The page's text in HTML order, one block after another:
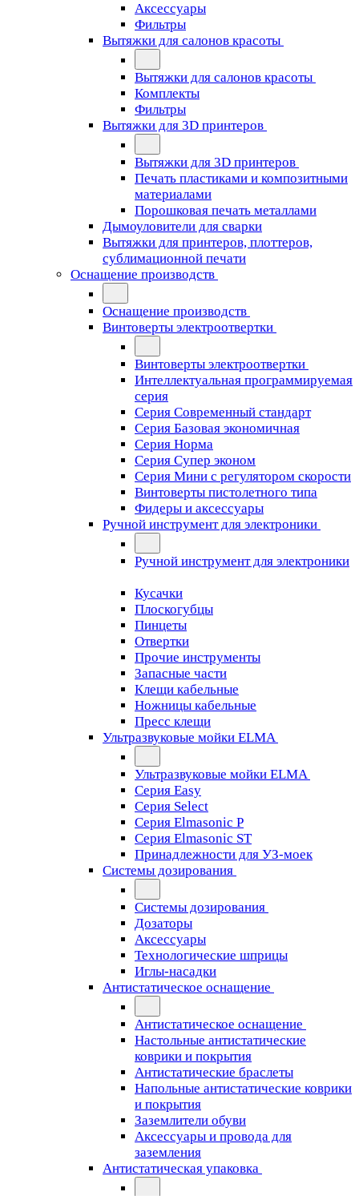
Аксессуары
Фильтры
Вытяжки для салонов красоты
Вытяжки для салонов красоты
Комплекты
Фильтры
Вытяжки для 3D принтеров
Вытяжки для 3D принтеров
Печать пластиками и композитными
материалами
Порошковая печать металлами
Дымоуловители для сварки
Вытяжки для принтеров, плоттеров,
сублимационной печати
Оснащение производств
Оснащение производств
Винтоверты электроотвертки
Винтоверты электроотвертки
Интеллектуальная программируемая
серия
Серия Современный стандарт
Серия Базовая экономичная
Серия Норма
Серия Cупер эконом
Серия Мини с регулятором скорости
Винтоверты пистолетного типа
Фидеры и аксессуары
Ручной инструмент для электроники
Ручной инструмент для электроники
Кусачки
Плоскогубцы
Пинцеты
Отвертки
Прочие инструменты
Запасные части
Клещи кабельные
Ножницы кабельные
Пресс клещи
Ультразвуковые мойки ELMA
Ультразвуковые мойки ELMA
Серия Easy
Серия Select
Серия Elmasonic P
Серия Elmasonic ST
Принадлежности для УЗ-моек
Системы дозирования
Системы дозирования
Дозаторы
Аксессуары
Технологические шприцы
Иглы-насадки
Антистатическое оснащение
Антистатическое оснащение
Настольные антистатические
коврики и покрытия
Антистатические браслеты
Напольные антистатические коврики
и покрытия
Заземлители обуви
Аксессуары и провода для
заземления
Антистатическая упаковка